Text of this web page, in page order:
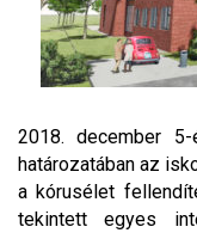
2018. december
határozatában az
a kórusélet
tekintett egyes